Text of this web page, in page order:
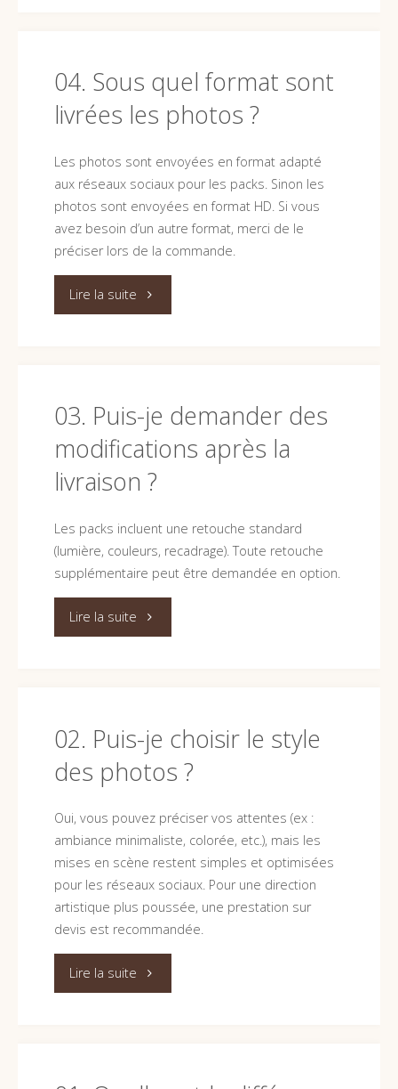
le
délai
livraison
?"
04. Sous quel format sont
livrées les photos ?
Les photos sont envoyées en format adapté
aux réseaux sociaux pour les packs. Sinon les
photos sont envoyées en format HD. Si vous
avez besoin d’un autre format, merci de le
préciser lors de la commande.
Lire la suite "04.
format
sont
livrées
les
photos
?"
03. Puis-je demander des
modifications après la
livraison ?
Les packs incluent une retouche standard
(lumière, couleurs, recadrage). Toute retouche
supplémentaire peut être demandée en option.
Lire la suite "03.
demander
des
après
la
livraison
02. Puis-je choisir le style
des photos ?
Oui, vous pouvez préciser vos attentes (ex :
ambiance minimaliste, colorée, etc.), mais les
mises en scène restent simples et optimisées
pour les réseaux sociaux. Pour une direction
artistique plus poussée, une prestation sur
devis est recommandée.
Lire la suite "02.